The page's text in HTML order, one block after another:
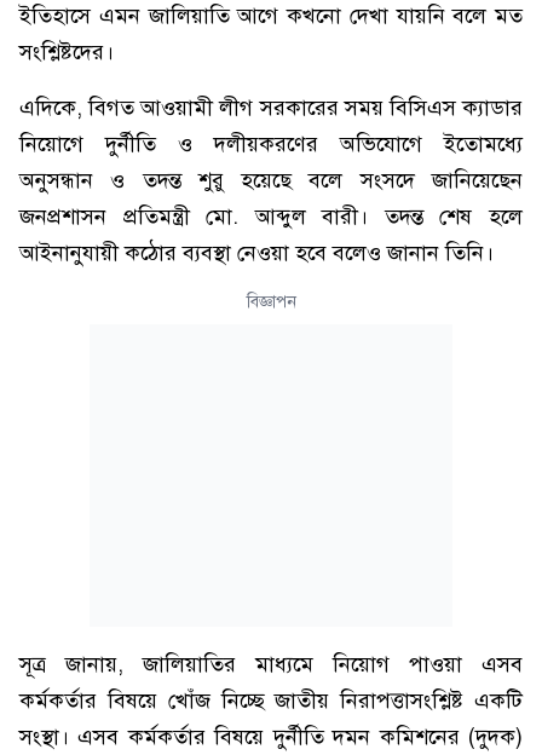
ইতিহাসে এমন জালিয়াতি আগে কখনো দেখা যায়নি বলে মত
সংশ্লিষ্টদের।
এদিকে, বিগত আওয়ামী লীগ সরকারের সময় বিসিএস ক্যাডার
নিয়োগে দুর্নীতি ও দলীয়করণের অভিযোগে ইতোমধ্যে
অনুসন্ধান ও তদন্ত শুরু হয়েছে বলে সংসদে জানিয়েছেন
জনপ্রশাসন প্রতিমন্ত্রী মো. আব্দুল বারী। তদন্ত শেষ হলে
আইনানুযায়ী কঠোর ব্যবস্থা নেওয়া হবে বলেও জানান তিনি।
বিজ্ঞাপন
সূত্র জানায়, জালিয়াতির মাধ্যমে নিয়োগ পাওয়া এসব
কর্মকর্তার বিষয়ে খোঁজ নিচ্ছে জাতীয় নিরাপত্তাসংশ্লিষ্ট একটি
সংস্থা। এসব কর্মকর্তার বিষয়ে দুর্নীতি দমন কমিশনের (দুদক)